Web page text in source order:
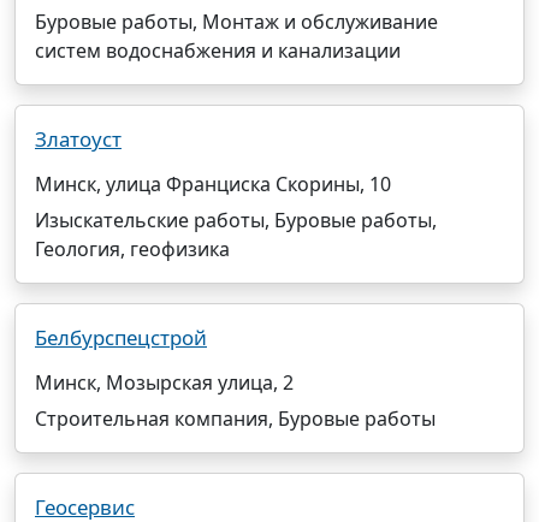
Буровые работы, Монтаж и обслуживание
систем водоснабжения и канализации
Златоуст
Минск, улица Франциска Скорины, 10
Изыскательские работы, Буровые работы,
Геология, геофизика
Белбурспецстрой
Минск, Мозырская улица, 2
Строительная компания, Буровые работы
Геосервис